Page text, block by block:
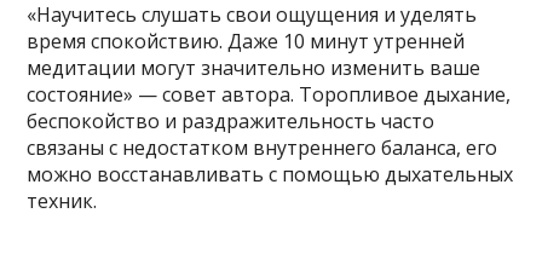
«Научитесь слушать свои ощущения и уделять
время спокойствию. Даже 10 минут утренней
медитации могут значительно изменить ваше
состояние» — совет автора. Торопливое дыхание,
беспокойство и раздражительность часто
связаны с недостатком внутреннего баланса, его
можно восстанавливать с помощью дыхательных
техник.